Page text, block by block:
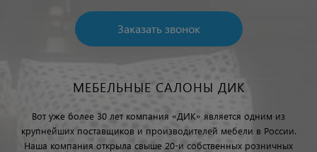
Заказать звонок
МЕБЕЛЬНЫЕ САЛОНЫ ДИК
Вот уже более 30 лет компания «ДИК» является одним из
крупнейших поставщиков и производителей мебели в России.
Наша компания открыла свыше 20-и собственных розничных